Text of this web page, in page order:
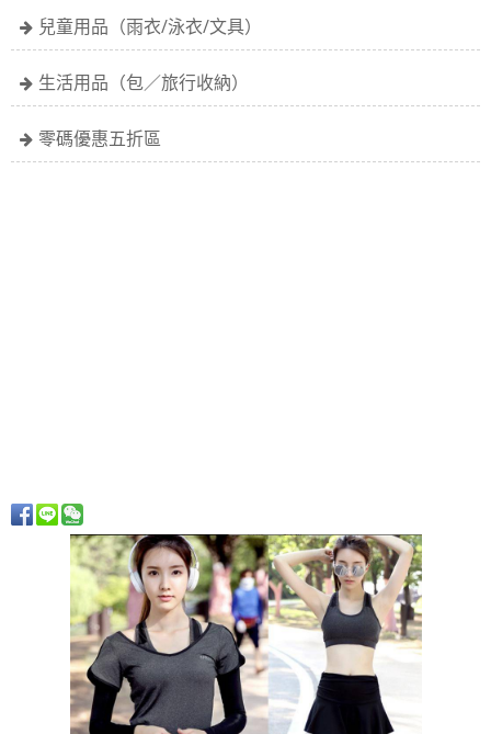
兒童用品（雨衣/泳衣/文具）
生活用品（包／旅行收納）
零碼優惠五折區